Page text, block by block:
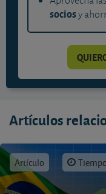
sociosy
Artículos
Artículo